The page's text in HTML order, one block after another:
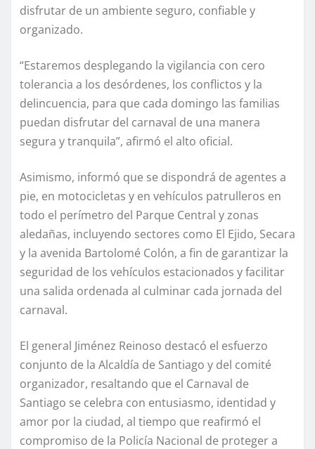
disfrutar de un ambiente seguro, confiable y
organizado.
“Estaremos desplegando la vigilancia con cero
tolerancia a los desórdenes, los conflictos y la
delincuencia, para que cada domingo las familias
puedan disfrutar del carnaval de una manera
segura y tranquila”, afirmó el alto oficial.
Asimismo, informó que se dispondrá de agentes a
pie, en motocicletas y en vehículos patrulleros en
todo el perímetro del Parque Central y zonas
aledañas, incluyendo sectores como El Ejido, Secara
y la avenida Bartolomé Colón, a fin de garantizar la
seguridad de los vehículos estacionados y facilitar
una salida ordenada al culminar cada jornada del
carnaval.
El general Jiménez Reinoso destacó el esfuerzo
conjunto de la Alcaldía de Santiago y del comité
organizador, resaltando que el Carnaval de
Santiago se celebra con entusiasmo, identidad y
amor por la ciudad, al tiempo que reafirmó el
compromiso de la Policía Nacional de proteger a